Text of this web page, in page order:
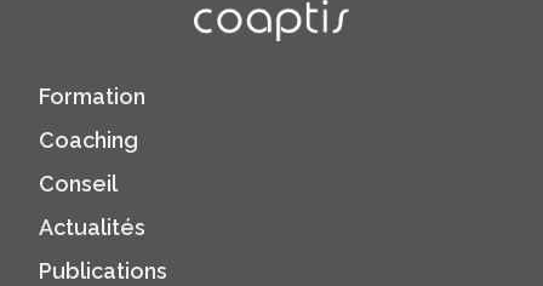
Formation
Coaching
Conseil
Actualités
Publications